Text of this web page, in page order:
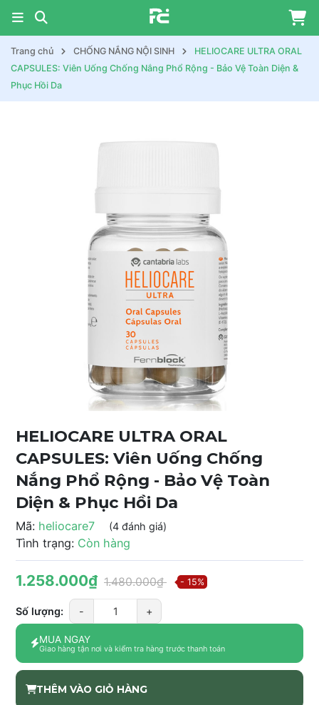
Trang chủ CHỐNG NẮNG NỘI SINH
HELIOCARE ULTRA ORAL
CAPSULES: Viên Uống Chống Nắng Phổ Rộng - Bảo Vệ Toàn Diện &
Phục Hồi Da
HELIOCARE ULTRA ORAL
CAPSULES: Viên Uống Chống
Nắng Phổ Rộng - Bảo Vệ Toàn
Diện & Phục Hồi Da
Mã: heliocare7 (4 đánh giá)
Tình trạng: Còn hàng
1.258.000₫ 1.480.000₫ - 15%
Số lượng: - +
MUA NGAY
Giao hàng tận nơi và kiểm tra hàng trước thanh toán
THÊM VÀO GIỎ HÀNG